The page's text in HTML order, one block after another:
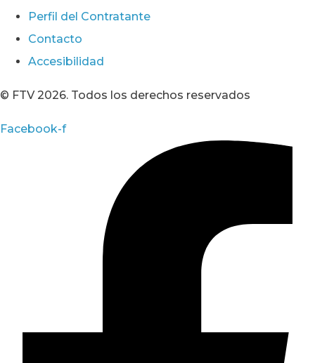
Perfil del Contratante
Contacto
Accesibilidad
© FTV 2026. Todos los derechos reservados
Facebook-f